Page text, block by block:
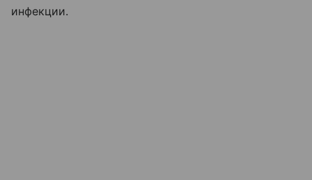
инфекции.